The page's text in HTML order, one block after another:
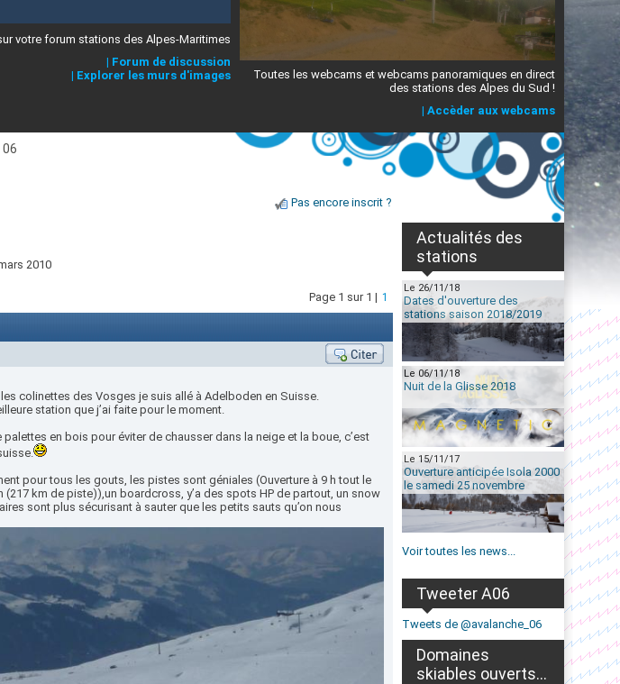
à venir
votre forum stations des Alpes-Maritimes
| Forum de discussion
| Explorer les murs d'images
Toutes les webcams et webcams panoramiques en direct
des stations des Alpes du Sud !
| Accèder aux webcams
06
Pas encore inscrit ?
2010
Page 1 sur 1 | 1
colinettes des Vosges je suis allé à Adelboden en Suisse.
station que j’ai faite pour le moment.
en bois pour éviter de chausser dans la neige et la boue, c’est
pour tous les gouts, les pistes sont géniales (Ouverture à 9 h tout le
km de piste)),un boardcross, y’a des spots HP de partout, un snow
sont plus sécurisant à sauter que les petits sauts qu’on nous
Actualités des
stations
Le 26/11/18
Dates d'ouverture des
stations saison 2018/2019
Le 06/11/18
Nuit de la Glisse 2018
Le 15/11/17
Ouverture anticipée Isola 2000
le samedi 25 novembre
Voir toutes les news...
Tweeter A06
Tweets de @avalanche_06
Domaines
skiables ouverts...